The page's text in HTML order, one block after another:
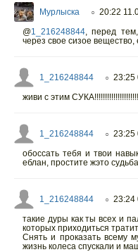
Мурлыска ○ 20:22
@1_216248844
перед
через свое сизое вещество,
1_216248844 ○ 23:25
живи с этим
1_216248844 ○ 23:25
обоссать тебя и твои
еблан, простите жэто
1_216248844 ○ 23:24
такие дуры как ты всех и
которых приходиться
Снять и проказать всему
жизнь колеса спускали и